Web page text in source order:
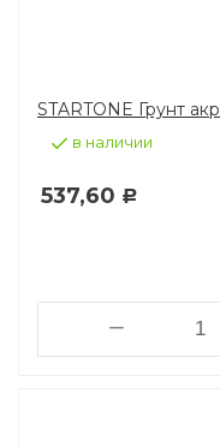
STARTONE Грунт
в наличии
537,60 Р